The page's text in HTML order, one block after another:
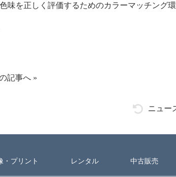
味を正しく評価するためのカラーマッチング
記事へ »
ニュー
・プリント レンタル 中古販売